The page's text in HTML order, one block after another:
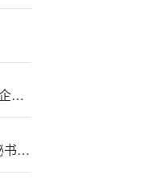
“A+H”;上市持续升温政策红利促企业全球化布局
大,麦娱乐委任孙艳为联席公司秘书以接替张莹